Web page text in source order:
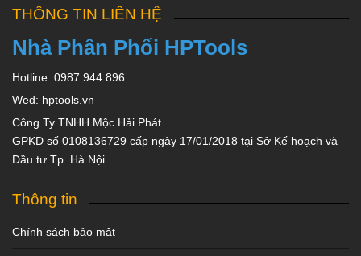
THÔNG TIN LIÊN HỆ
Nhà Phân Phối HPTools
Hotline: 0987 944 896
Wed: hptools.vn
Công Ty TNHH Mộc Hải Phát
GPKD số 0108136729 cấp ngày 17/01/2018 tại Sở Kế hoạch và
Đầu tư Tp. Hà Nội
Thông tin
Chính sách bảo mật